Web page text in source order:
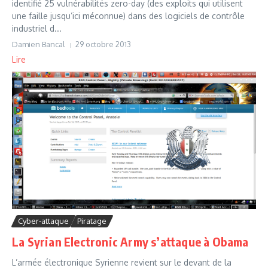
identifié 25 vulnérabilités zero-day (des exploits qui utilisent
une faille jusqu’ici méconnue) dans des logiciels de contrôle
industriel d...
Damien Bancal 29 octobre 2013
Lire
Cyber-attaque Piratage
La Syrian Electronic Army s’attaque à Obama
L’armée électronique Syrienne revient sur le devant de la